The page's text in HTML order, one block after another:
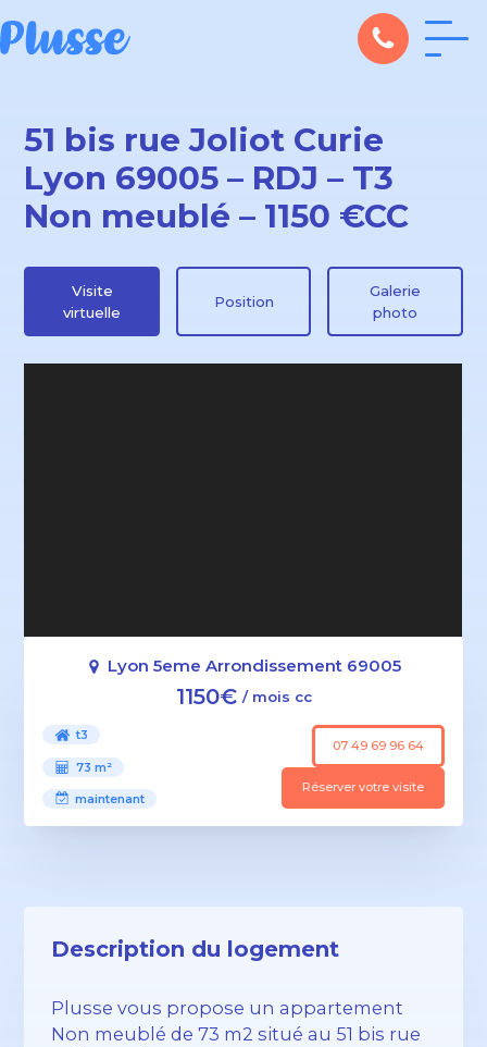
51 bis rue Joliot Curie
Lyon 69005 – RDJ – T3
Non meublé – 1150 €CC
Visite
virtuelle
Position
Galerie
photo
Lyon 5eme Arrondissement 69005
1150€ / mois cc
t3
73 m²
maintenant
07 49 69 96 64
Réserver votre visite
Description du logement
Plusse vous propose un appartement
Non meublé de 73 m2 situé au 51 bis rue